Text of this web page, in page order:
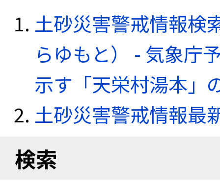
土砂災害警戒情報検
らゆもと） - 気象庁
示す「天栄村湯本」
土砂災害警戒情報最
検索